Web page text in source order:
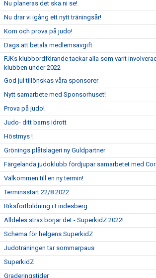
Nu planeras det ska ni se!
Nu drar vi igång ett nytt träningsår!
Kom och prova på judo!
Dags att betala medlemsavgift
FJKs klubbordförande tackar alla som varit
klubben under 2022
God jul tillönskas våra sponsorer
Nytt samarbete med Sponsorhuset!
Prova på judo!
Judo- ditt barns idrott
Höstmys !
Grönings plåtslageri ny Guldpartner
Färgelanda judoklubb fördjupar samarbetet med
Välkommen till en ny termin!
Terminsstart 22/8 2022
Riksfortbildning i Lindesberg
Alldeles strax börjar det - SuperkidZ 2022!
Schema för helgens SuperkidZ
Judoträningen tar sommarpaus
SuperkidZ
Graderingstider